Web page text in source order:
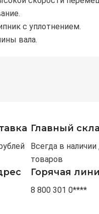
с уплотнением.
вала.
Главный
Всегда в
товаров
Горячая
8 800 301 0****